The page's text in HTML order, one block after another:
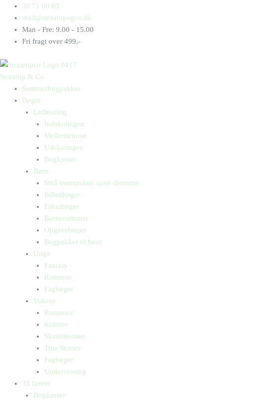
indholdet
30 71 00 03
mail@straarupogco.dk
Man - Fre: 9.00 - 15.00
Fri fragt over 499,-
Straarup & Co
Sommerbogpakker
Bøger
Letlæsning
Indskolingen
Mellemtrinnet
Udskolingen
Bogkasser
Børn
Små mennesker, store drømme
Billedbøger
Faktabøger
Børneromaner
Opgavebøger
Bogpakker til børn
Unge
Fantasy
Romaner
Fagbøger
Voksne
Romance
Krimier
Skønlitteratur
True Stories
Fagbøger
Undervisning
Til lærere
Bogkasser
Products
search
Products
search
dem?